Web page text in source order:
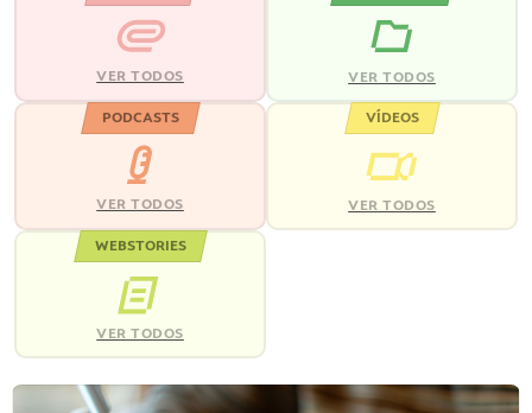
VER TODOS VER TODOS
PODCASTS
VER TODOS
VÍDEOS
VER TODOS
WEBSTORIES
VER TODOS